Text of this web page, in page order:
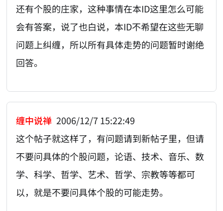
还有个股的庄家，这种事情在本ID这里怎么可能
会有答案，说了也白说，本ID不希望在这些无聊
问题上纠缠，所以所有具体走势的问题暂时谢绝
回答。
缠中说禅 2006/12/7 15:22:49
这个帖子就这样了，有问题请到新帖子里，但请
不要问具体的个股问题，论语、技术、音乐、数
学、科学、哲学、艺术、哲学、宗教等等都可
以，就是不要问具体个股的可能走势。